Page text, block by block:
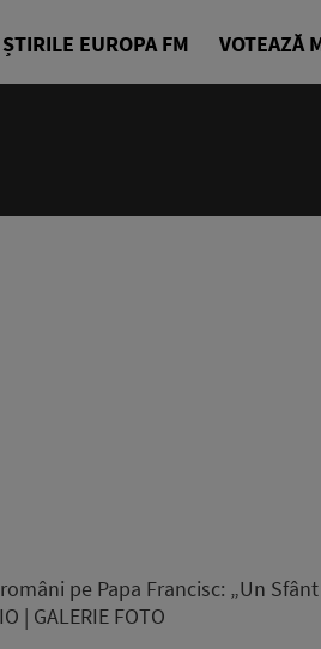
ȘTIRILE EUROPA FM VOTEAZĂ
pe Papa Francisc: „Un
| GALERIE FOTO